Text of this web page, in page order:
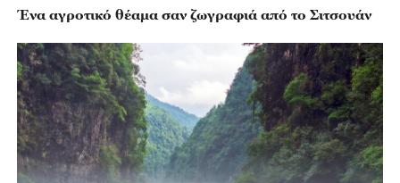
Ένα αγροτικό θέαμα σαν ζωγραφιά από το Σιτσουάν